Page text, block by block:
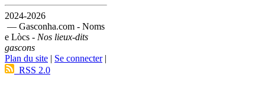
2024-2026
— Gasconha.com - Noms
e Lòcs - Nos lieux-dits
gascons
Plan du site | Se connecter|
RSS 2.0